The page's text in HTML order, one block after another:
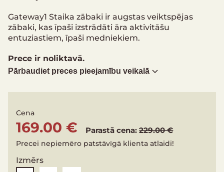
Gateway1 Staika zābaki ir augstas veiktspējas
zābaki, kas īpaši izstrādāti āra aktivitāšu
entuziastiem, īpaši medniekiem.
Prece ir noliktavā.
Pārbaudiet preces pieejamību veikalā
Cena
169.00 € Parastā cena:229.00 €
Precei nepiemēro patstāvīgā klienta atlaidi!
Izmērs